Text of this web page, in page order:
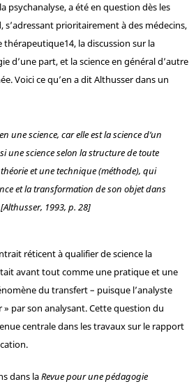
psychanalyse, a été en question dès les
s’adressant prioritairement à des médecins,
thérapeutique14, la discussion sur la
d’une part, et la science en général d’autre
Voici ce qu’en a dit Althusser dans un
une science, car elle est la science d’un
une science selon la structure de toute
et une technique (méthode), qui
et la transformation de son objet dans
1993, p. 28]
réticent à qualifier de science la
avant tout comme une pratique et une
du transfert – puisque l’analyste
» par son analysant. Cette question du
centrale dans les travaux sur le rapport
dans laRevue pour une pédagogie